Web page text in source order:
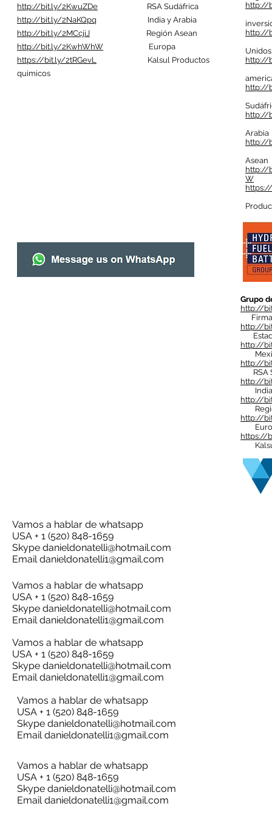
http://bit.ly/2KwuZDe RSA Sudáfrica
http://bit.ly/2NaKQpq India y Arabia
http://bit.ly/2MCcjiJ Región Asean
http://bit.ly/2KwhWhW Europa
https://bit.ly/2tRGevL Kalsul Productos
quimicos
http://
http://
http://
http://
http://
Arabia
http://
Asean
http://
W
Grupo
http://
Firma
http://
http://
http://
RSA
http://
India
http://
http://
https://
Kalsul
Vamos a hablar de whatsapp
USA + 1 (520) 848-1659
Skype danieldonatelli@hotmail.com
Emaildanieldonatelli1@gmail.com
Vamos a hablar de whatsapp
USA + 1 (520) 848-1659
Skype danieldonatelli@hotmail.com
Emaildanieldonatelli1@gmail.com
Vamos a hablar de whatsapp
USA + 1 (520) 848-1659
Skype danieldonatelli@hotmail.com
Emaildanieldonatelli1@gmail.com
Vamos a hablar de whatsapp
USA + 1 (520) 848-1659
Skype danieldonatelli@hotmail.com
Emaildanieldonatelli1@gmail.com
Vamos a hablar de whatsapp
USA + 1 (520) 848-1659
Skype danieldonatelli@hotmail.com
Emaildanieldonatelli1@gmail.com